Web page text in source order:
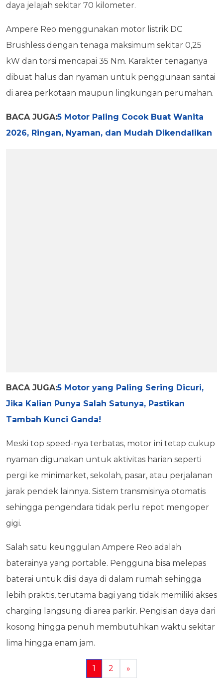
daya jelajah sekitar 70 kilometer.
Ampere Reo menggunakan motor listrik DC
Brushless dengan tenaga maksimum sekitar 0,25
kW dan torsi mencapai 35 Nm. Karakter tenaganya
dibuat halus dan nyaman untuk penggunaan santai
di area perkotaan maupun lingkungan perumahan.
BACA JUGA:5 Motor Paling Cocok Buat Wanita
2026, Ringan, Nyaman, dan Mudah Dikendalikan
BACA JUGA:5 Motor yang Paling Sering Dicuri,
Jika Kalian Punya Salah Satunya, Pastikan
Tambah Kunci Ganda!
Meski top speed-nya terbatas, motor ini tetap cukup
nyaman digunakan untuk aktivitas harian seperti
pergi ke minimarket, sekolah, pasar, atau perjalanan
jarak pendek lainnya. Sistem transmisinya otomatis
sehingga pengendara tidak perlu repot mengoper
gigi.
Salah satu keunggulan Ampere Reo adalah
baterainya yang portable. Pengguna bisa melepas
baterai untuk diisi daya di dalam rumah sehingga
lebih praktis, terutama bagi yang tidak memiliki akses
charging langsung di area parkir. Pengisian daya dari
kosong hingga penuh membutuhkan waktu sekitar
lima hingga enam jam.
1 2 »